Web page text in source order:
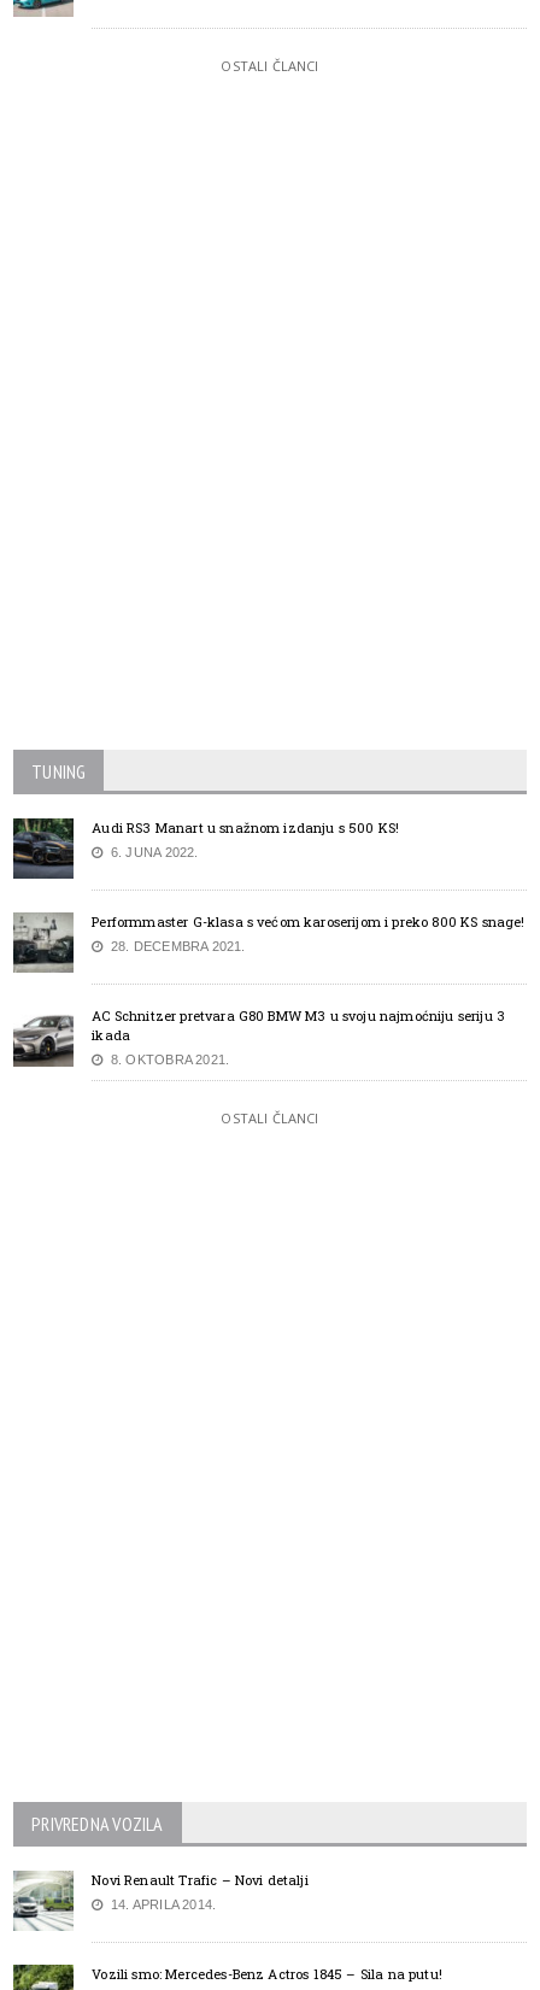
OSTALI ČLANCI
TUNING
Audi RS3 Manart u snažnom izdanju s 500 KS!
6. JUNA 2022.
Performmaster G-klasa s većom karoserijom i preko 800 KS snage!
28. DECEMBRA 2021.
AC Schnitzer pretvara G80 BMW M3 u svoju najmoćniju seriju 3
ikada
8. OKTOBRA 2021.
OSTALI ČLANCI
PRIVREDNA VOZILA
Novi Renault Trafic – Novi detalji
14. APRILA 2014.
Vozili smo: Mercedes-Benz Actros 1845 – Sila na putu!